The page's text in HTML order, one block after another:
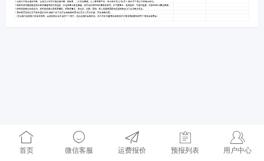
首页 微信客服 运费报价 预报列表 用户中心